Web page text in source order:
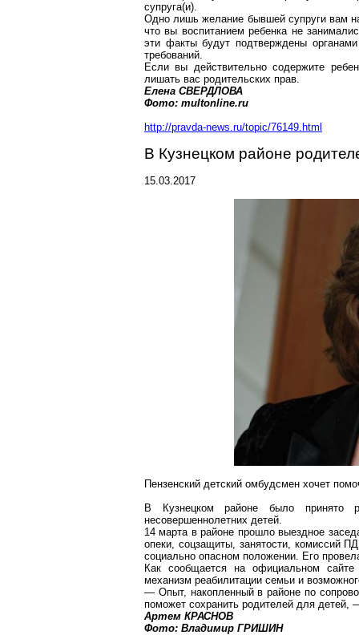
супруга(и).
Одно лишь желание бывшей супруги вам
что вы воспитанием ребенка не
эти факты будут подтверждены
требований.
Если вы действительно содержите
лишать вас родительских прав.
Елена СВЕРДЛОВА
Фото: multonline.ru
http://pravda-news.ru/topic/76149.html
В Кузнецком районе
15.03.2017
Пензенский детский омбудсмен хочет
В Кузнецком районе было принято
несовершеннолетних детей.
14 марта в районе прошло выездное
опеки, соцзащиты, занятости, комиссий
социально опасном положении. Его
Как сообщается на официальном сайте
механизм реабилитации семьи и
— Опыт, накопленный в районе по
поможет сохранить родителей для детей,
Артем КРАСНОВ
Фото: Владимир ГРИШИН